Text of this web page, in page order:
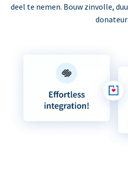
deel te nemen. Bouw zinvolle,